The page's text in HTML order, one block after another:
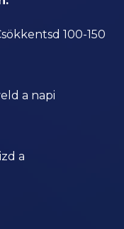
100-150
a napi
a